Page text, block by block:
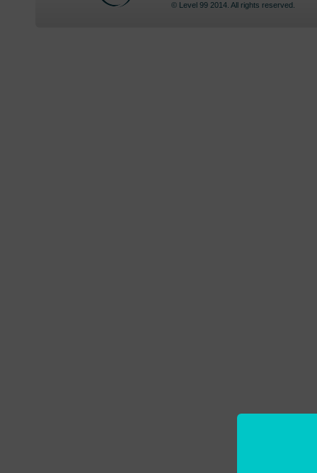
© Level 99 2014. All rights reserved.